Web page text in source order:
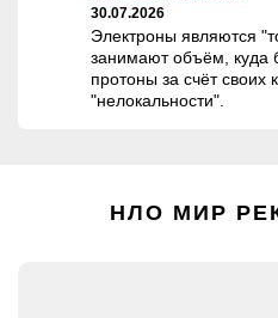
30.07.2026
Электроны являются
занимают объём, куда
протоны за счёт своих
"нелокальности".
НЛО МИР